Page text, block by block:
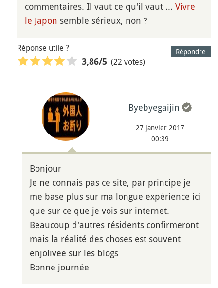
commentaires. Il vaut ce qu'il vaut ... Vivre
le Japon semble sérieux, non ?
Répondre
Réponse utile ?
3,86/5 (22 votes)
Byebyegaijin
27 janvier 2017
00:39
Bonjour
Je ne connais pas ce site, par principe je
me base plus sur ma longue expérience ici
que sur ce que je vois sur internet.
Beaucoup d'autres résidents confirmeront
mais la réalité des choses est souvent
enjolivee sur les blogs
Bonne journée